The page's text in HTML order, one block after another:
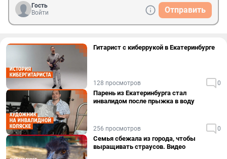
Гость
Войти
Отправить
Гитарист с киберрукой в Екатеринбурге
128 просмотров 0
Парень из Екатеринбурга стал
инвалидом после прыжка в воду
256 просмотров 0
Семья сбежала из города, чтобы
выращивать страусов. Видео